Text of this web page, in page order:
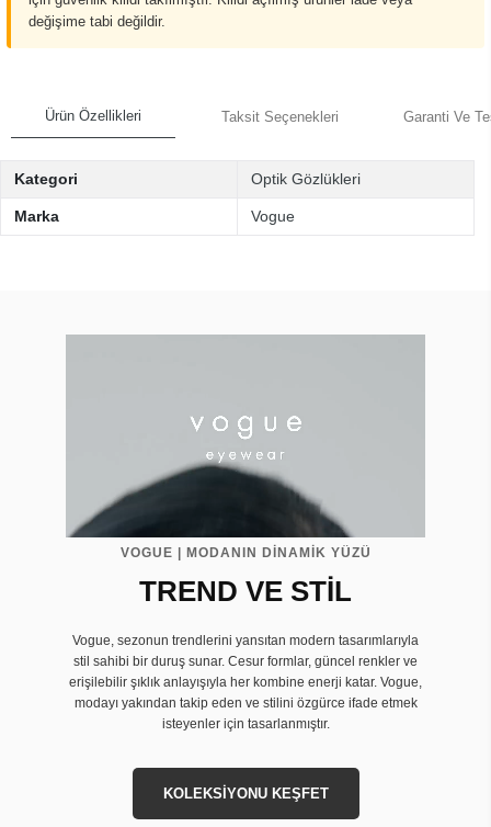
değişime tabi değildir.
Ürün Özellikleri Taksit Seçenekleri Garanti Ve
Kategori Optik Gözlükleri
Marka Vogue
VOGUE | MODANIN DİNAMİK YÜZÜ
TREND VE STİL
Vogue, sezonun trendlerini yansıtan modern tasarımlarıyla
stil sahibi bir duruş sunar. Cesur formlar, güncel renkler ve
erişilebilir şıklık anlayışıyla her kombine enerji katar. Vogue,
modayı yakından takip eden ve stilini özgürce ifade etmek
isteyenler için tasarlanmıştır.
KOLEKSİYONU KEŞFET